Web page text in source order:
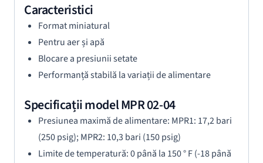
Caracteristici
Format miniatural
Pentru aer și apă
Blocare a presiunii setate
Performanță stabilă la variații de alimentare
Specificații model MPR 02-04
Presiunea maximă de alimentare: MPR1: 17,2 bari
(250 psig); MPR2: 10,3 bari (150 psig)
Limite de temperatură: 0 până la 150 ° F (-18 până